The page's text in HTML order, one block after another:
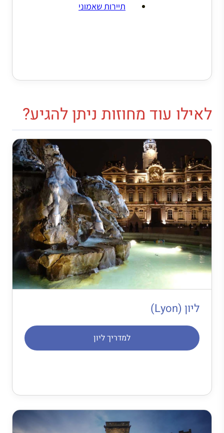
תיירות שאמוני
לאילו עוד מחוזות ניתן להגיע?
ליון (Lyon)
למדריך ליון